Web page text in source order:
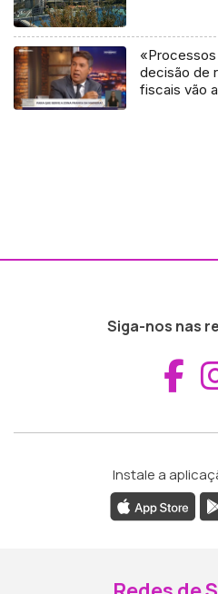
decisão de
fiscais vão
Siga-nos nas
Instale a